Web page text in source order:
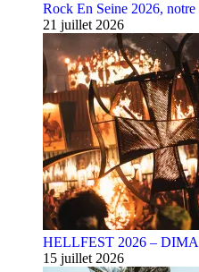
Rock En Seine 2026, notre
21 juillet 2026
HELLFEST 2026 –
15 juillet 2026